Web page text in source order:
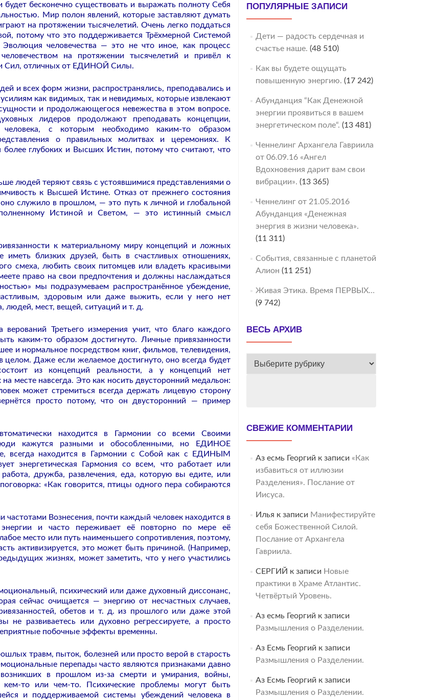
бесконечно существовать и выражать полноту Себя
Мир полон явлений, которые заставляют думать
на протяжении тысячелетий. Очень легко поддаться
потому что это поддерживается Трёхмерной Системой
человечества — это не что иное, как процесс
на протяжении тысячелетий и привёл к
и Сил, отличных от ЕДИНОЙ Силы.
и всех форм жизни, распространялись, преподавались и
как видимых, так и невидимых, которые извлекают
и продолжающегося невежества в этом вопросе.
лидеров продолжают преподавать концепции,
с которым необходимо каким-то образом
о правильных молитвах и церемониях. К
глубоких и Высших Истин, потому что считают, что
людей теряют связь с устоявшимися представлениями о
к Высшей Истине. Отказ от прежнего состояния
служило в прошлом, — это путь к личной и глобальной
Истиной и Светом, — это истинный смысл
к материальному миру концепций и ложных
близких друзей, быть в счастливых отношениях,
смеха, любить своих питомцев или владеть красивыми
право на свои предпочтения и должны наслаждаться
мы подразумеваем распространённое убеждение,
здоровым или даже выжить, если у него нет
мест, вещей, ситуаций и т. д.
Третьего измерения учит, что благо каждого
каким-то образом достигнуто. Личные привязанности
и нормальное посредством книг, фильмов, телевидения,
целом. Даже если желаемое достигнуто, оно всегда будет
из концепций реальности, а у концепций нет
месте навсегда. Это как носить двусторонний медальон:
может стремиться всегда держать лицевую сторону
просто потому, что он двусторонний — пример
находится в Гармонии со всеми Своими
кажутся разными и обособленными, но ЕДИНОЕ
всегда находится в Гармонии с Собой как с ЕДИНЫМ
энергетическая Гармония со всем, что работает или
дружба, развлечения, еда, которую вы едите, или
«Как говорится, птицы одного пера собираются
Вознесения, почти каждый человек находится в
и часто переживает её повторно по мере её
место или путь наименьшего сопротивления, поэтому,
активизируется, это может быть причиной. (Например,
жизнях, может заметить, что у него участились
психический или даже духовный диссонанс,
сейчас очищается — энергию от несчастных случаев,
обетов и т. д. из прошлого или даже этой
развиваетесь или духовно регрессируете, а просто
побочные эффекты временны.
травм, пыток, болезней или просто верой в старость
перепады часто являются признаками давно
в прошлом из-за смерти и умирания, войны,
кем-то или чем-то. Психические проблемы могут быть
и поддерживаемой системы убеждений человека в
ПОПУЛЯРНЫЕ ЗАПИСИ
Дети — радость сердечная и
счастье наше. (48 510)
Как вы будете ощущать
повышенную энергию. (17 242)
Абунданция “Как Денежной
энергии проявиться в вашем
энергетическом поле“. (13 481)
Ченнелинг Архангела Гавриила
от 06.09.16 «Ангел
Вдохновения дарит вам свои
вибрации». (13 365)
Ченнелинг от 21.05.2016
Абунданция «Денежная
энергия в жизни человека».
(11 311)
События, связанные с планетой
Алион (11 251)
Живая Этика. Время ПЕРВЫХ…
(9 742)
ВЕСЬ АРХИВ
ВЕСЬ
СВЕЖИЕ КОММЕНТАРИИ
Аз есмь Георгий к записи «Как
избавиться от иллюзии
Разделения». Послание от
Иисуса.
Илья к записи Манифестируйте
себя Божественной Силой.
Послание от Архангела
Гавриила.
СЕРГИЙ к записи Новые
практики в Храме Атлантис.
Четвёртый Уровень.
Аз есмь Георгий к записи
Размышления о Разделении.
Аз Есмь Георгий к записи
Размышления о Разделении.
Аз Есмь Георгий к записи
Размышления о Разделении.